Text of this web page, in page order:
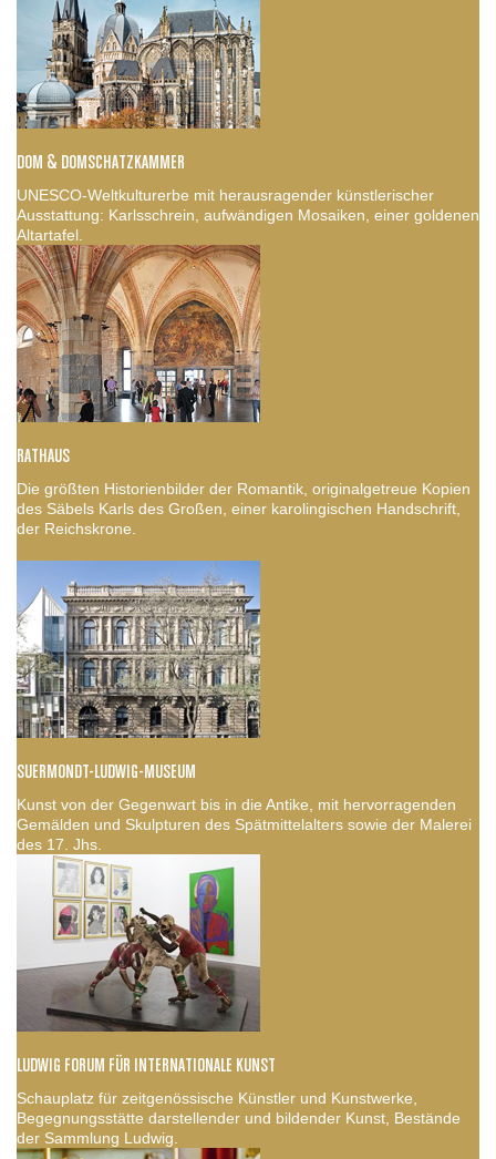
DOM & DOMSCHATZKAMMER
UNESCO-Weltkulturerbe mit herausragender künstlerischer
Ausstattung: Karlsschrein, aufwändigen Mosaiken, einer goldenen
Altartafel.
RATHAUS
Die größten Historienbilder der Romantik, originalgetreue Kopien
des Säbels Karls des Großen, einer karolingischen Handschrift,
der Reichskrone.
SUERMONDT-LUDWIG-MUSEUM
Kunst von der Gegenwart bis in die Antike, mit hervorragenden
Gemälden und Skulpturen des Spätmittelalters sowie der Malerei
des 17. Jhs.
LUDWIG FORUM FÜR INTERNATIONALE KUNST
Schauplatz für zeitgenössische Künstler und Kunstwerke,
Begegnungsstätte darstellender und bildender Kunst, Bestände
der Sammlung Ludwig.